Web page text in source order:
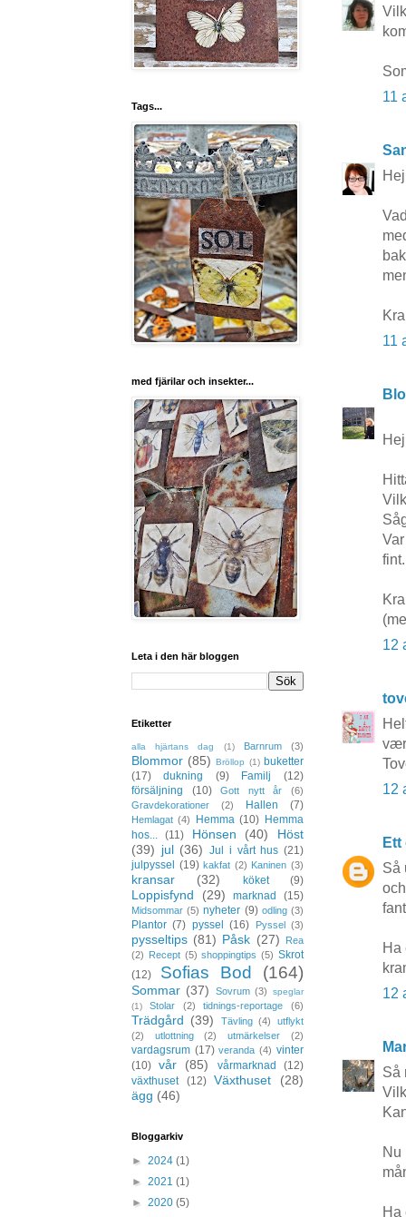
11
11
fint.
12
12
Så
Ha
12
Så
Nu
Ha
Tags...
med fjärilar och insekter...
Leta i den här bloggen
Etiketter
alla hjärtans dag (1) Barnrum (3)
Blommor (85) Bröllop (1) buketter
(17)
dukning (9) Familj
(12)
försäljning
(10) Gott nytt år
(6)
Gravdekorationer
(2) Hallen (7)
Hemlagat (4) Hemma (10) Hemma
hos...
(11) Hönsen (40)
Höst
(39) jul (36) Jul i vårt hus (21)
julpyssel
(19) kakfat (2) Kaninen (3)
kransar (32) köket (9)
Loppisfynd (29) marknad (15)
Midsommar (5) nyheter (9) odling (3)
Plantor (7) pyssel (16) Pyssel (3)
pysseltips (81) Påsk (27)
Rea
(2) Recept (5) shoppingtips (5) Skrot
(12)
Sofias Bod (164)
Sommar (37) Sovrum (3)
speglar
(1)
Stolar (2) tidnings-reportage (6)
Trädgård (39) Tävling (4)
utflykt
(2)
utlottning (2) utmärkelser (2)
vardagsrum (17) veranda (4) vinter
(10) vår (85) vårmarknad
(12)
växthuset
(12) Växthuset
(28)
ägg (46)
Bloggarkiv
► 2024 (1)
► 2021 (1)
► 2020 (5)